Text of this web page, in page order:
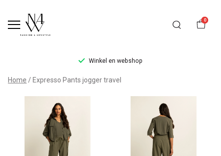
0
Winkel en webshop
Expresso
Pants
jogger
travel
Home Expresso Pants jogger travel